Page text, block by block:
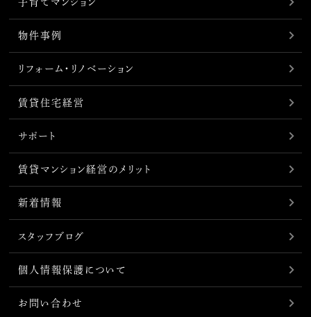
子育てマンション
物件事例
リフォーム・リノベーション
賃貸住宅経営
サポート
賃貸マンション経営のメリット
新着情報
スタッフブログ
個人情報保護について
お問い合わせ